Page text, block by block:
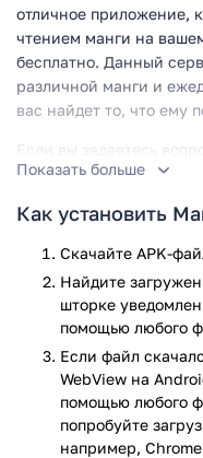
отличное приложение,
чтением манги на
бесплатно. Данный
различной манги и
вас найдет то, что ему
Если вы задаетесь
мангу, то вам
жанров, способный
читателя.
Зачастую, многие
Если вы фанат какого-
поискать мангу по
Согласитесь, что
всегда удобно.
неприятные баннеры,
Manga Viewer на
Показать больше
Как установить
Скачайте APK-
Найдите
шторке
помощью любого
Если файл
WebView на
помощью любого
попробуйте
например,